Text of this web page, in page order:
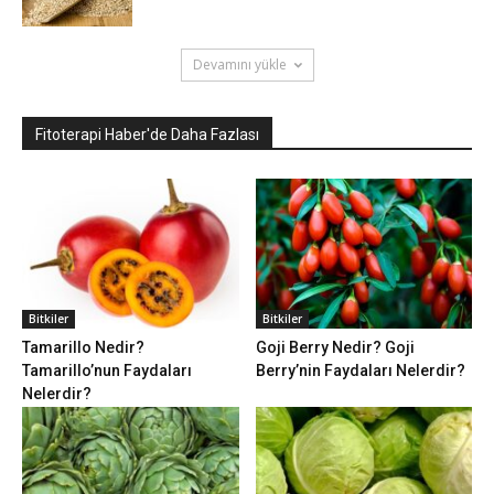
Devamını yükle
Fitoterapi Haber'de Daha Fazlası
Bitkiler
Tamarillo Nedir?
Tamarillo’nun Faydaları
Nelerdir?
Bitkiler
Goji Berry Nedir? Goji
Berry’nin Faydaları Nelerdir?